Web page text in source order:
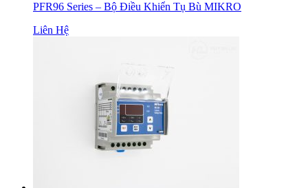
PFR96 Series – Bộ Điều Khiển Tụ Bù MIKRO
Liên Hệ